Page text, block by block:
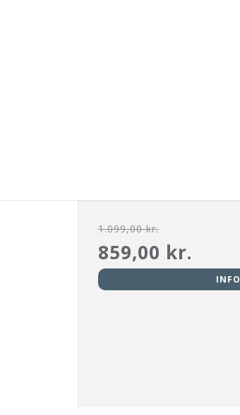
1.099,00 kr.
859,00 kr.
INFO